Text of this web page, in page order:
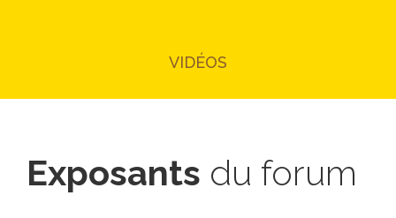
VIDÉOS
Exposants du forum